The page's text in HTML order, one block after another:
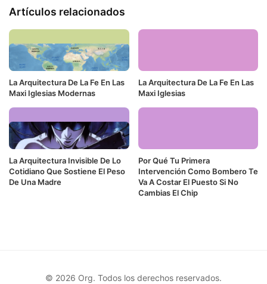
Artículos relacionados
La Arquitectura De La Fe En Las
Maxi Iglesias Modernas
La Arquitectura De La Fe En Las
Maxi Iglesias
La Arquitectura Invisible De Lo
Cotidiano Que Sostiene El Peso
De Una Madre
Por Qué Tu Primera
Intervención Como Bombero Te
Va A Costar El Puesto Si No
Cambias El Chip
© 2026 Org. Todos los derechos reservados.